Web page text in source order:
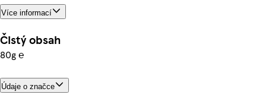
Více informací
Čistý obsah
80g ℮
Údaje o značce